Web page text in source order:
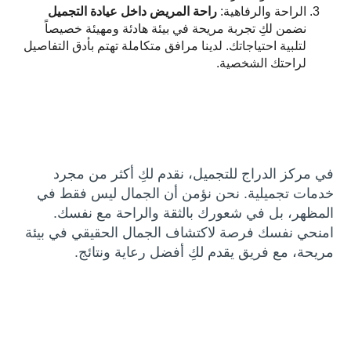
الراحة والرفاهية:راحة المريض داخل عيادة التجميل
نضمن لكِ تجربة مريحة في بيئة هادئة ومهيئة خصيصاً
لتلبية احتياجاتك. لدينا مرافق متكاملة تهتم بأدق التفاصيل
لراحتك الشخصية.
في مركز الدراج للتجميل، نقدم لكِ أكثر من مجرد
خدمات تجميلية. نحن نؤمن أن الجمال ليس فقط في
المظهر، بل في شعورك بالثقة والراحة مع نفسك.
امنحي نفسك فرصة لاكتشاف الجمال الحقيقي في بيئة
مريحة، مع فريق يقدم لكِ أفضل رعاية ونتائج.